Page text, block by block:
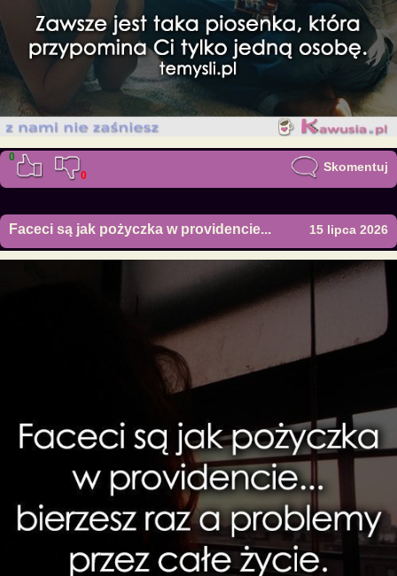
0
0
Skomentuj
Faceci są jak pożyczka w providencie... 15 lipca 2026